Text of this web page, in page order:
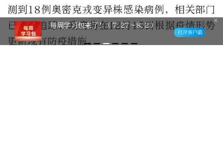
测到18例奥密克戎变异株感染病例，相关部门
已开展追踪，政府将在12月15日根据疫情形势
更新现有防疫措施。
每周学习包来了！（7.27～8.2）